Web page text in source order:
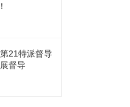
21特派督导
督导